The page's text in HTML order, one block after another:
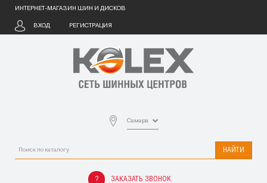
ИНТЕРНЕТ-МАГАЗИН ШИН И ДИСКОВ
ВХОД РЕГИСТРАЦИЯ
Самара
НАЙТИ
ЗАКАЗАТЬ ЗВОНОК